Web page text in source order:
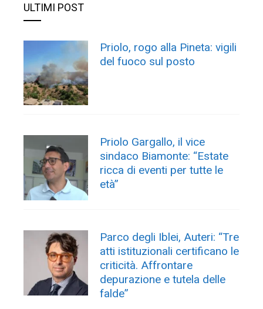
ULTIMI POST
Priolo, rogo alla Pineta: vigili
del fuoco sul posto
Priolo Gargallo, il vice
sindaco Biamonte: “Estate
ricca di eventi per tutte le
età”
Parco degli Iblei, Auteri: “Tre
atti istituzionali certificano le
criticità. Affrontare
depurazione e tutela delle
falde”